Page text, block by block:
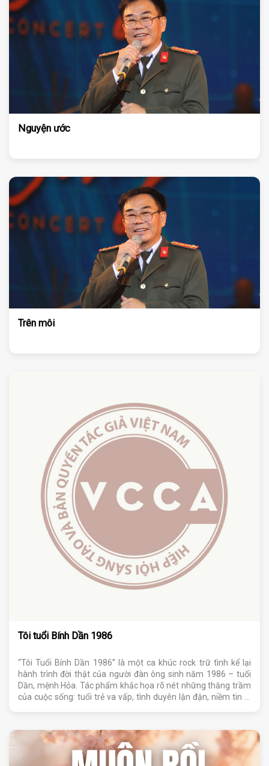
Nguyện ước
Trên môi
Tôi tuổi Bính Dần 1986
“Tôi Tuổi Bính Dần 1986” là một ca khúc rock trữ tình kể lại
hành trình đời thật của người đàn ông sinh năm 1986 – tuổi
Dần, mệnh Hỏa. Tác phẩm khắc họa rõ nét những thăng trầm
của cuộc sống: tuổi trẻ va vấp, tình duyên lận đận, niềm tin bị
không than trách, mà truyền tải thông điệp về sự trưởng
thành, kiên cường và khát vọng ngẩng đầu đi tiếp của người
đàn ông từng trải.